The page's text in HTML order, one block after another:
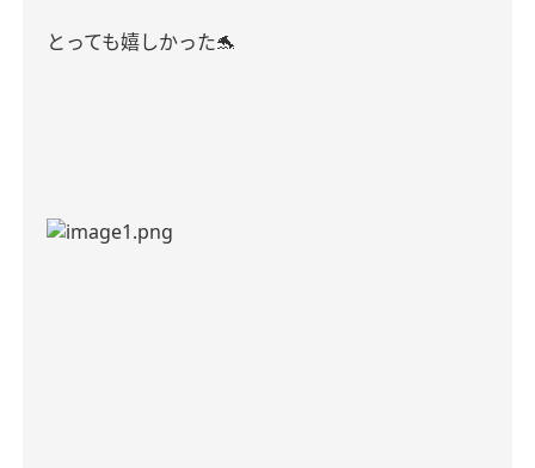
とっても嬉しかった🐬